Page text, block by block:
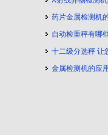
自动检重秤有哪
十二级分选秤 让
金属检测机的应